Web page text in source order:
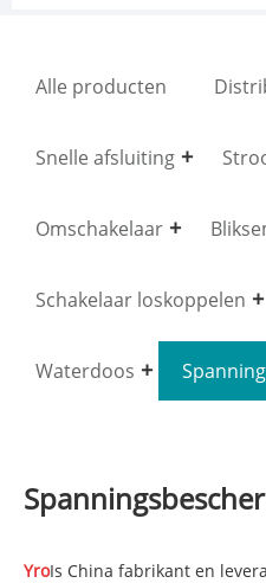
Alle producten
Snelle afsluiting
Omschakelaar
Schakelaar loskoppelen
Waterdoos
YroIs China fabrikant en